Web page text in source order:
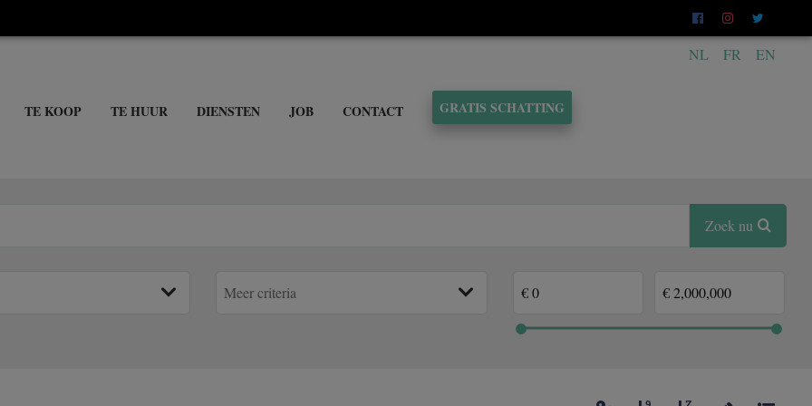
TE KOOP TE HUUR DIENSTEN JOB CONTACT GRATIS SCHATTING
NL FR EN
Zoek nu